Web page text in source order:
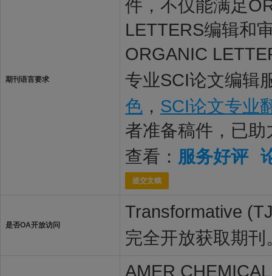
期刊语言要求
件，不仅能满足
LETTERS编辑和
ORGANIC
专业SCI论文编辑
色 ， SCI论文专业
者准备稿件，已
查看： 服务好评
提交文稿
是否OA开放访问
Transformative
完全开放获取期刊
AMER